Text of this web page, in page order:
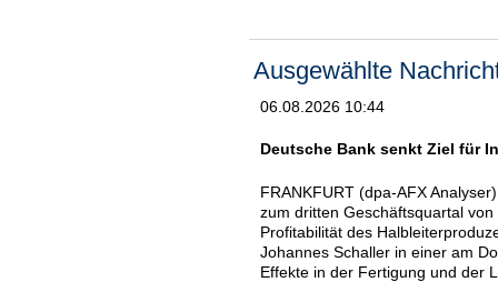
Ausgewählte
06.08.2026 10:44
Deutsche Bank senkt Ziel für
FRANKFURT (dpa-AFX
zum dritten Geschäftsquartal
Profitabilität des
Johannes Schaller in einer am
Effekte in der Fertigung und der